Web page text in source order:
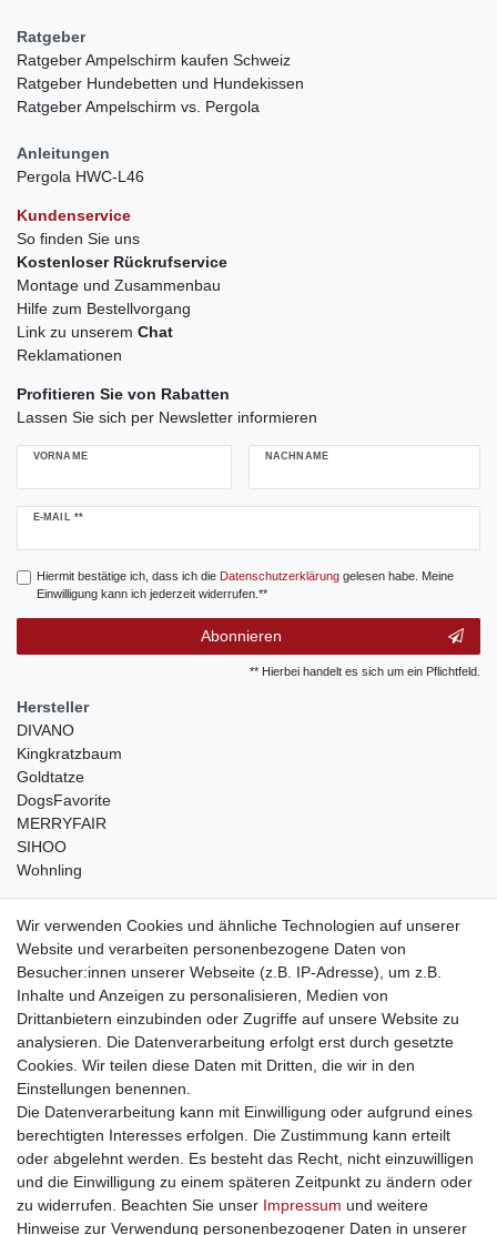
Ratgeber
Ratgeber Ampelschirm kaufen Schweiz
Ratgeber Hundebetten und Hundekissen
Ratgeber Ampelschirm vs. Pergola
Anleitungen
Pergola HWC-L46
Kundenservice
So finden Sie uns
Kostenloser Rückrufservice
Montage und Zusammenbau
Hilfe zum Bestellvorgang
Link zu unserem Chat
Reklamationen
Profitieren Sie von Rabatten
Lassen Sie sich per Newsletter informieren
VORNAME NACHNAME
E-MAIL **
Newsletter
Hiermit bestätige ich, dass ich die Daten­schutz­erklärunggelesen habe. Meine
Einwilligung kann ich jederzeit widerrufen.**
Abonnieren
** Hierbei handelt es sich um ein Pflichtfeld.
Hersteller
DIVANO
Kingkratzbaum
Goldtatze
DogsFavorite
MERRYFAIR
SIHOO
Wohnling
weitere Shops
traumlampen- Lampen und Kronleuchter
kinderwagencenter- Exklusive und günstige Kinderwagen
gastrogeraete24- alles für Gastronomie und Imbiss
soziale Medien
Facebook
sicher einkaufen
Sichere Bestellung und Zahlung via SSL Verschlüsselung
Wir verwenden Cookies und ähnliche Technologien auf unserer
Website und verarbeiten personenbezogene Daten von
Besucher:innen unserer Webseite (z.B. IP-Adresse), um z.B.
Inhalte und Anzeigen zu personalisieren, Medien von
Drittanbietern einzubinden oder Zugriffe auf unsere Website zu
analysieren. Die Datenverarbeitung erfolgt erst durch gesetzte
Cookies. Wir teilen diese Daten mit Dritten, die wir in den
Einstellungen benennen.
Die Datenverarbeitung kann mit Einwilligung oder aufgrund eines
berechtigten Interesses erfolgen. Die Zustimmung kann erteilt
oder abgelehnt werden. Es besteht das Recht, nicht einzuwilligen
und die Einwilligung zu einem späteren Zeitpunkt zu ändern oder
zu widerrufen. Beachten Sie unser Impressum und weitere
Hinweise zur Verwendung personenbezogener Daten in unserer